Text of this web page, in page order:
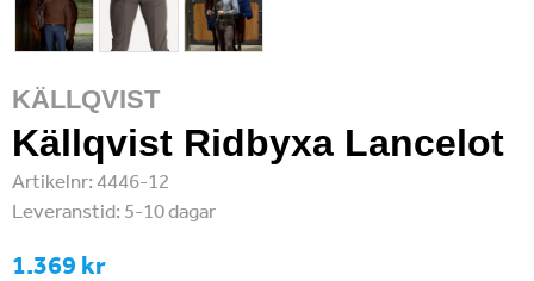
KÄLLQVIST
Källqvist Ridbyxa Lancelot
Artikelnr: 4446-12
Leveranstid: 5-10 dagar
1.369 kr